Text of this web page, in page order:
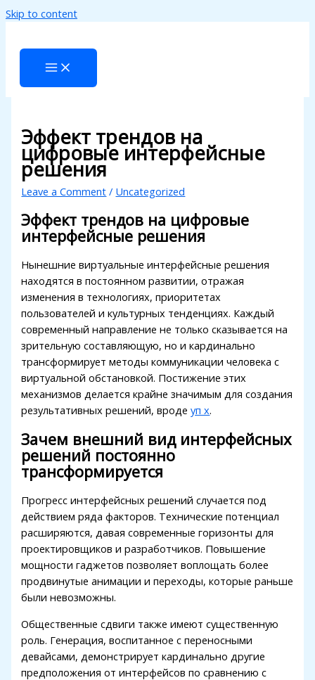
Skip to content
Эффект трендов на
цифровые интерфейсные
решения
Leave a Comment / Uncategorized
Эффект трендов на цифровые
интерфейсные решения
Нынешние виртуальные интерфейсные решения
находятся в постоянном развитии, отражая
изменения в технологиях, приоритетах
пользователей и культурных тенденциях. Каждый
современный направление не только сказывается на
зрительную составляющую, но и кардинально
трансформирует методы коммуникации человека с
виртуальной обстановкой. Постижение этих
механизмов делается крайне значимым для создания
результативных решений, вродеуп х.
Зачем внешний вид интерфейсных
решений постоянно
трансформируется
Прогресс интерфейсных решений случается под
действием ряда факторов. Технические потенциал
расширяются, давая современные горизонты для
проектировщиков и разработчиков. Повышение
мощности гаджетов позволяет воплощать более
продвинутые анимации и переходы, которые раньше
были невозможны.
Общественные сдвиги также имеют существенную
роль. Генерация, воспитанное с переносными
девайсами, демонстрирует кардинально другие
предположения от интерфейсов по сравнению с